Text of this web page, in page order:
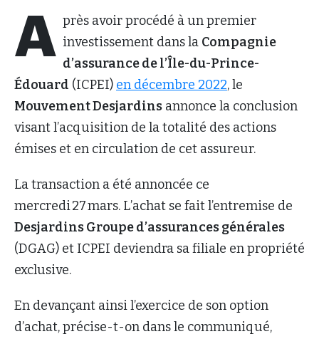
A près avoir procédé à un premier
investissement dans la Compagnie
d’assurance de l’Île-du-Prince-
Édouard (ICPEI) en décembre 2022, le
Mouvement Desjardins annonce la conclusion
visant l’acquisition de la totalité des actions
émises et en circulation de cet assureur.
La transaction a été annoncée ce
mercredi 27 mars. L’achat se fait l’entremise de
Desjardins Groupe d’assurances générales
(DGAG) et ICPEI deviendra sa filiale en propriété
exclusive.
En devançant ainsi l’exercice de son option
d’achat, précise-t-on dans le communiqué,